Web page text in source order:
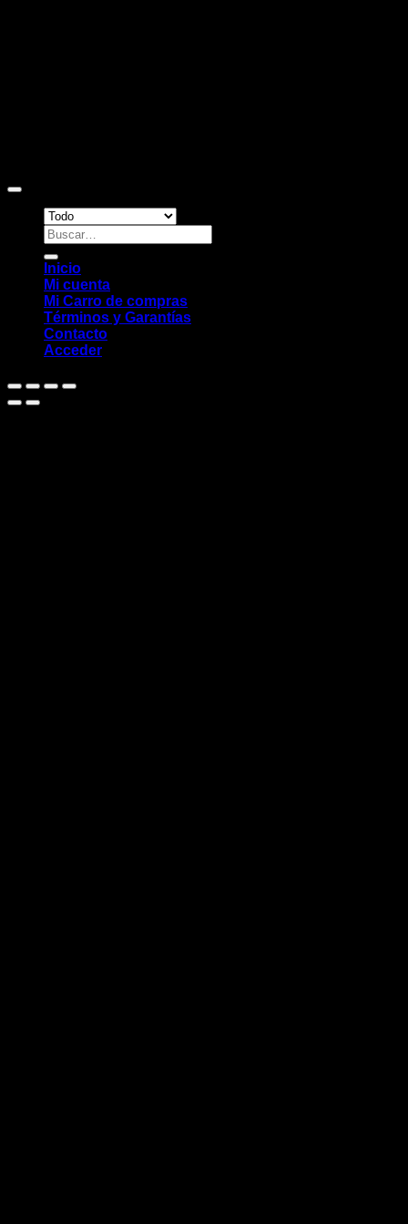
Buscar
por:
Inicio
Mi cuenta
Mi Carro de compras
Términos y Garantías
Contacto
Acceder